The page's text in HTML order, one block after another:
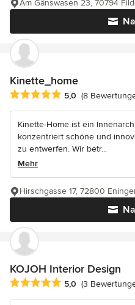
Am Gänswasen 23, 70794
Kinette_home
Durchschnittliche Bewertung:
5,0 (8
Kinette-Home ist ein
konzentriert schöne und
zu entwerfen. Wir betr...
Mehr
Hirschgasse 17, 72800
KOJOH Interior Design
Durchschnittliche Bewertung:
5,0 (3